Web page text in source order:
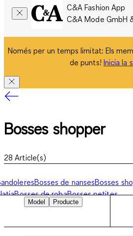
C&A Fashion App
C&A Mode GmbH
Només per un temps limitat: Els
de punts! Inicia la
Bosses shopper
28 Article(s)
Bosses de nansesBosses
Bosses de robaBosses petites
Model
Producte